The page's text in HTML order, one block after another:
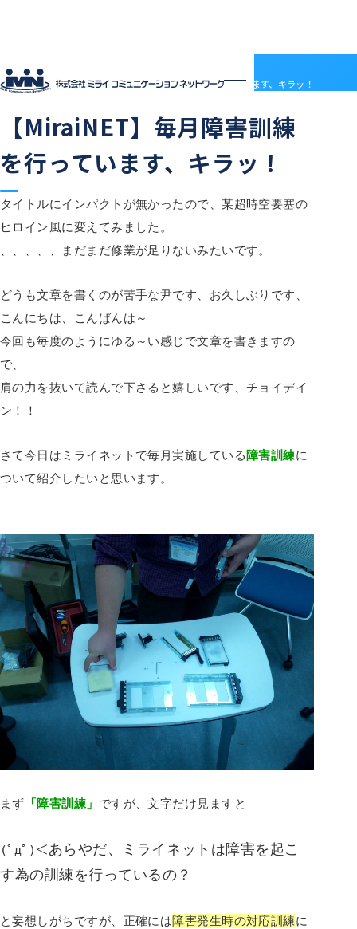
企業情報
企業情報トップ
会社概要
電子決済等代行業について
沿革
部門紹介
アクセス
サービス
サービストップ
ドメインセンター
Mirai DC
LGWAN接続サービス
BSN(ミライ・ビジネスサポートネットワーク)
受発注管理アプリ「惣菜EX」
国際標準デジタルインボイス対応「PeppoLink」
採用情報
ABOUT MIRAI
ENTRY
アクセス
契約約款
他社商標について
社員ブログ
HOME 社員ブログ 【MiraiNET】毎月障害訓練を行っています、キラッ！
【MiraiNET】毎月障害訓練
を行っています、キラッ！
タイトルにインパクトが無かったので、某超時空要塞の
ヒロイン風に変えてみました。
、、、、、まだまだ修業が足りないみたいです。
どうも文章を書くのが苦手な尹です、お久しぶりです、
こんにちは、こんばんは～
今回も毎度のようにゆる～い感じで文章を書きますの
で、
肩の力を抜いて読んで下さると嬉しいです、チョイデイ
ン！！
さて今日はミライネットで毎月実施している 障害訓練に
ついて紹介したいと思います。
まず 「障害訓練」 ですが、文字だけ見ますと
(ﾟдﾟ)＜あらやだ、ミライネットは障害を起こ
す為の訓練を行っているの？
と妄想しがちですが、正確には障害発生時の対応訓練に